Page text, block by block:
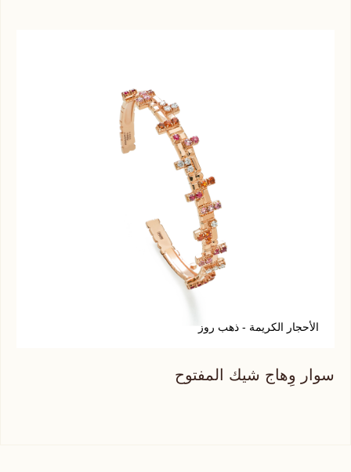
الأحجار الكريمة - ذهب روز
سوار وِهاج شيك المفتوح